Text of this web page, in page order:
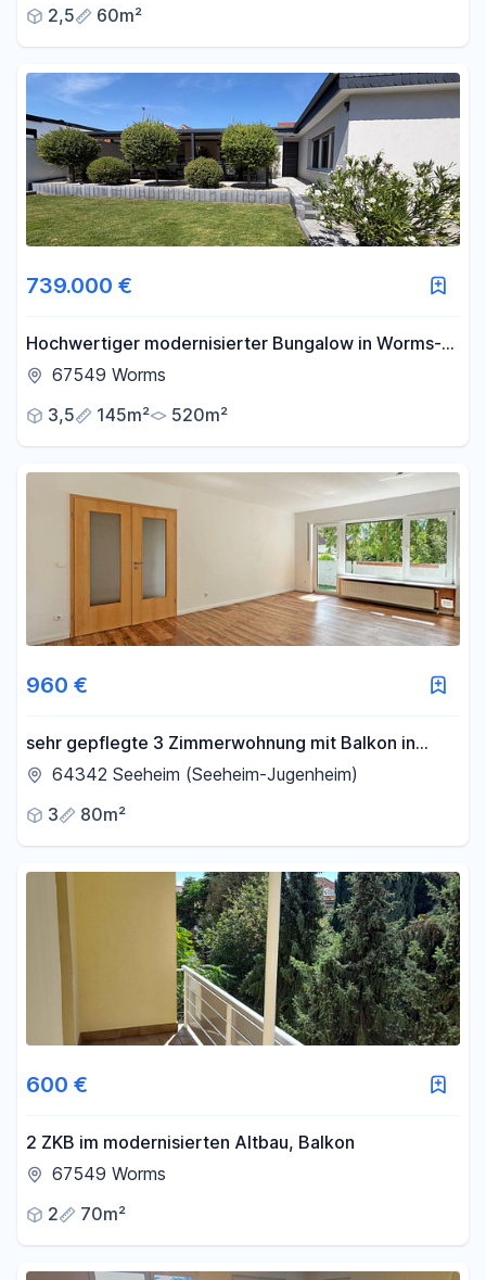
2,5
60m²
739.000 €
Hochwertiger modernisierter Bungalow in Worms-
Neuhausen
67549 Worms
3,5
145m² 520m²
960 €
sehr gepflegte 3 Zimmerwohnung mit Balkon in
ruhiger Wohnlage von Seeheim
64342 Seeheim (Seeheim-Jugenheim)
3
80m²
600 €
2 ZKB im modernisierten Altbau, Balkon
67549 Worms
2
70m²